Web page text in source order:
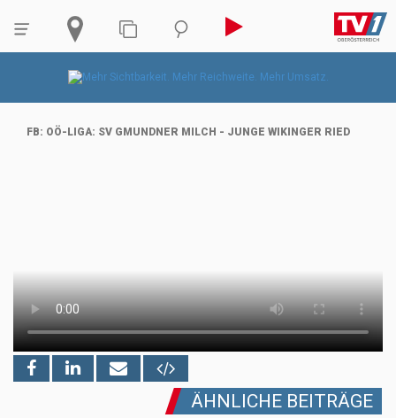
FB: OÖ-LIGA: SV GMUNDNER MILCH - JUNGE WIKINGER RIED
ÄHNLICHE BEITRÄGE